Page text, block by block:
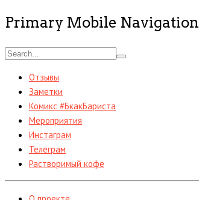
Primary Mobile Navigation
Отзывы
Заметки
Комикс #БкакБариста
Мероприятия
Инстаграм
Телеграм
Растворимый кофе